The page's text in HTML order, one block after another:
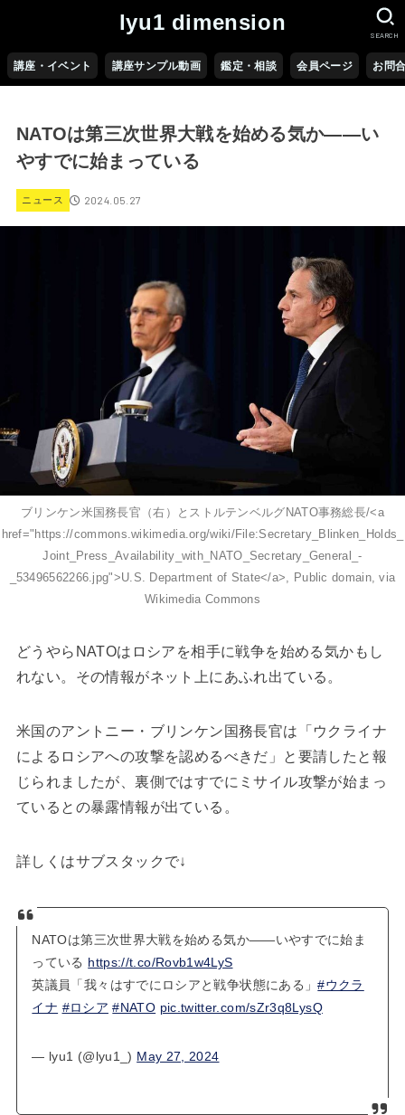
lyu1 dimension
講座・イベント 講座サンプル動画 鑑定・相談 会員ページ お問
SEARCH
NATOは第三次世界大戦を始める気か――い
やすでに始まっている
ニュース 2024.05.27
ブリンケン米国務長官（右）とストルテンベルグNATO事務総長/<a
href="https://commons.wikimedia.org/wiki/File:Secretary_Blinken_Holds_
Joint_Press_Availability_with_NATO_Secretary_General_-
_53496562266.jpg">U.S. Department of State</a>, Public domain, via
Wikimedia Commons
どうやらNATOはロシアを相手に戦争を始める気かもし
れない。その情報がネット上にあふれ出ている。
米国のアントニー・ブリンケン国務長官は「ウクライナ
によるロシアへの攻撃を認めるべきだ」と要請したと報
じられましたが、裏側ではすでにミサイル攻撃が始まっ
ているとの暴露情報が出ている。
詳しくはサブスタックで↓
NATOは第三次世界大戦を始める気か――いやすでに始ま
っている https://t.co/Rovb1w4LyS
英議員「我々はすでにロシアと戦争状態にある」#ウクラ
イナ #ロシア #NATO pic.twitter.com/sZr3q8LysQ
— lyu1 (@lyu1_) May 27, 2024